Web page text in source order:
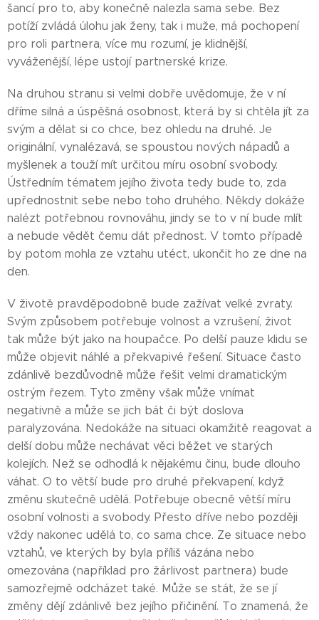
šancí pro to, aby konečně nalezla sama sebe. Bez
potíží zvládá úlohu jak ženy, tak i muže, má pochopení
pro roli partnera, více mu rozumí, je klidnější,
vyváženější, lépe ustojí partnerské krize.
Na druhou stranu si velmi dobře uvědomuje, že v ní
dříme silná a úspěšná osobnost, která by si chtěla jít za
svým a dělat si co chce, bez ohledu na druhé. Je
originální, vynalézavá, se spoustou nových nápadů a
myšlenek a touží mít určitou míru osobní svobody.
Ústředním tématem jejího života tedy bude to, zda
upřednostnit sebe nebo toho druhého. Někdy dokáže
nalézt potřebnou rovnováhu, jindy se to v ní bude mlít
a nebude vědět čemu dát přednost. V tomto případě
by potom mohla ze vztahu utéct, ukončit ho ze dne na
den.
V životě pravděpodobně bude zažívat velké zvraty.
Svým způsobem potřebuje volnost a vzrušení, život
tak může být jako na houpačce. Po delší pauze klidu se
může objevit náhlé a překvapivé řešení. Situace často
zdánlivě bezdůvodně může řešit velmi dramatickým
ostrým řezem. Tyto změny však může vnímat
negativně a může se jich bát či být doslova
paralyzována. Nedokáže na situaci okamžitě reagovat a
delší dobu může nechávat věci běžet ve starých
kolejích. Než se odhodlá k nějakému činu, bude dlouho
váhat. O to větší bude pro druhé překvapení, když
změnu skutečně udělá. Potřebuje obecně větší míru
osobní volnosti a svobody. Přesto dříve nebo později
vždy nakonec udělá to, co sama chce. Ze situace nebo
vztahů, ve kterých by byla příliš vázána nebo
omezována (například pro žárlivost partnera) bude
samozřejmě odcházet také. Může se stát, že se jí
změny dějí zdánlivě bez jejího přičinění. To znamená, že